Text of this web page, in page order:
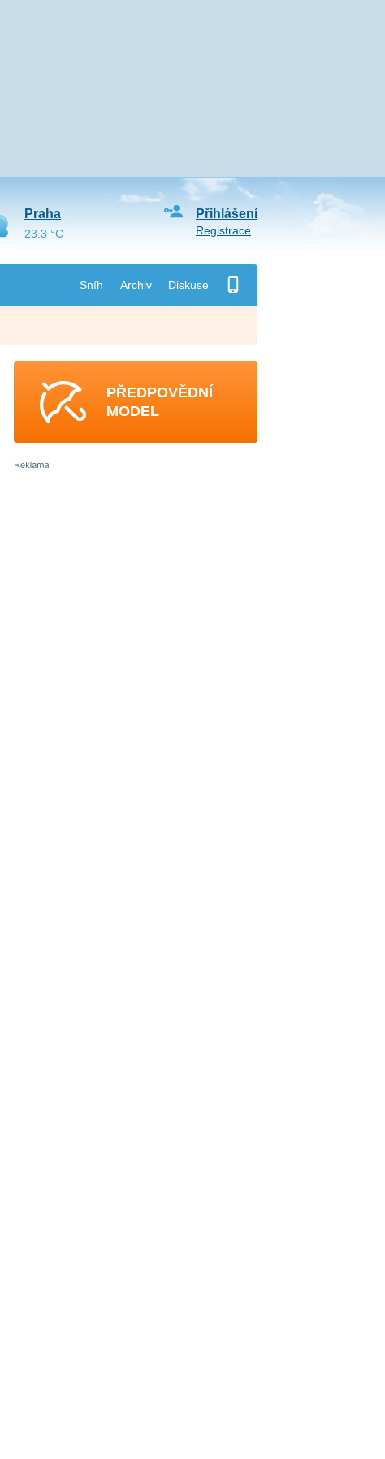
Sníh Archiv Diskuse
Přihlášení
Registrace
Praha
23.3 °C
PŘEDPOVĚDNÍ
MODEL